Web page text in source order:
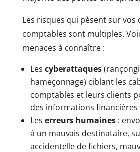
Les risques qui pèsent sur vos
comptables sont multiples.
menaces à connaître :
Les cyberattaques
hameçonnage) ciblant les
comptables et leurs clients
des informations financières
Les erreurs humaines:
à un mauvais destinataire,
accidentelle de fichiers,